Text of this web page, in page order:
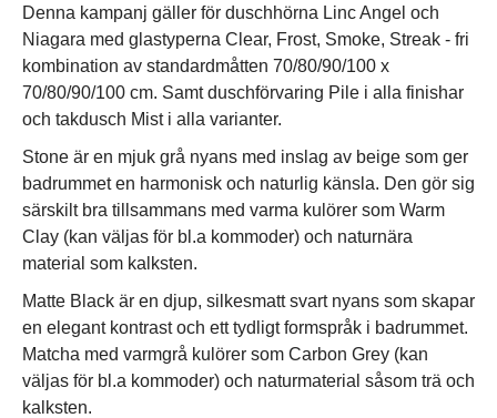
Denna kampanj gäller för duschhörna Linc Angel och
Niagara med glastyperna Clear, Frost, Smoke, Streak - fri
kombination av standardmåtten 70/80/90/100 x
70/80/90/100 cm. Samt duschförvaring Pile i alla finishar
och takdusch Mist i alla varianter.
Stone är en mjuk grå nyans med inslag av beige som ger
badrummet en harmonisk och naturlig känsla. Den gör sig
särskilt bra tillsammans med varma kulörer som Warm
Clay (kan väljas för bl.a kommoder) och naturnära
material som kalksten.
Matte Black är en djup, silkesmatt svart nyans som skapar
en elegant kontrast och ett tydligt formspråk i badrummet.
Matcha med varmgrå kulörer som Carbon Grey (kan
väljas för bl.a kommoder) och naturmaterial såsom trä och
kalksten.